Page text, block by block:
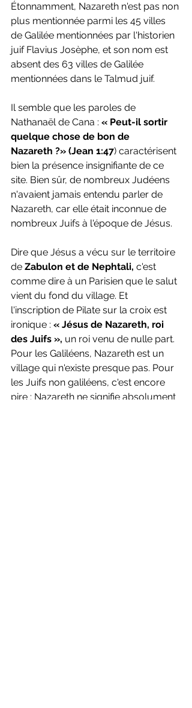
Étonnamment, Nazareth n'est pas non
plus mentionnée parmi les 45 villes
de Galilée mentionnées par l'historien
juif Flavius ​​Josèphe, et son nom est
absent des 63 villes de Galilée
mentionnées dans le Talmud juif.
Il semble que les paroles de
Nathanaël de Cana : « Peut-il sortir
quelque chose de bon de
Nazareth ?» (Jean 1:47) caractérisent
bien la présence insignifiante de ce
site. Bien sûr, de nombreux Judéens
n'avaient jamais entendu parler de
Nazareth, car elle était inconnue de
nombreux Juifs à l'époque de Jésus.
Dire que Jésus a vécu sur le territoire
de Zabulon et de Nephtali, c'est
comme dire à un Parisien que le salut
vient du fond du village. Et
l'inscription de Pilate sur la croix est
ironique : « Jésus de Nazareth, roi
des Juifs », un roi venu de nulle part.
Pour les Galiléens, Nazareth est un
village qui n'existe presque pas. Pour
les Juifs non galiléens, c'est encore
pire : Nazareth ne signifie absolument